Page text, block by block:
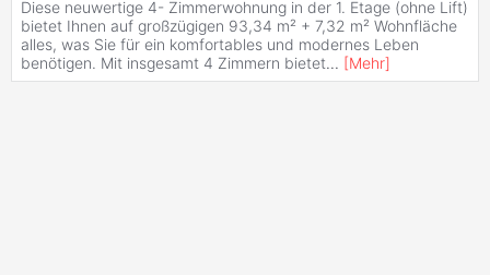
Diese neuwertige 4- Zimmerwohnung in der 1. Etage (ohne Lift)
bietet Ihnen auf großzügigen 93,34 m² + 7,32 m² Wohnfläche
alles, was Sie für ein komfortables und modernes Leben
benötigen. Mit insgesamt 4 Zimmern bietet... [Mehr]